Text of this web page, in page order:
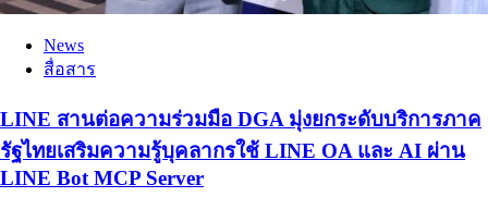
News
สื่อสาร
LINE สานต่อความร่วมมือ DGA มุ่งยกระดับบริการภาค
รัฐไทยเสริมความรู้บุคลากรใช้ LINE OA และ AI ผ่าน
LINE Bot MCP Server